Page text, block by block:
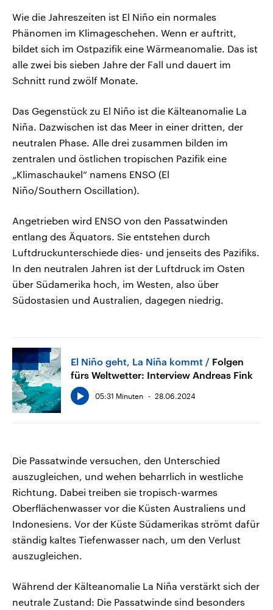
Wie die Jahreszeiten ist El Niño ein normales
Phänomen im Klimageschehen. Wenn er auftritt,
bildet sich im Ostpazifik eine Wärmeanomalie. Das ist
alle zwei bis sieben Jahre der Fall und dauert im
Schnitt rund zwölf Monate.
Das Gegenstück zu El Niño ist die Kälteanomalie La
Niña. Dazwischen ist das Meer in einer dritten, der
neutralen Phase. Alle drei zusammen bilden im
zentralen und östlichen tropischen Pazifik eine
„Klimaschaukel“ namens ENSO (El
Niño/Southern Oscillation).
Angetrieben wird ENSO von den Passatwinden
entlang des Äquators. Sie entstehen durch
Luftdruckunterschiede dies- und jenseits des Pazifiks.
In den neutralen Jahren ist der Luftdruck im Osten
über Südamerika hoch, im Westen, also über
Südostasien und Australien, dagegen niedrig.
El Niño geht, La Niña kommt
Folgen
fürs Weltwetter: Interview Andreas Fink
05:31 Minuten 28.06.2024
Die Passatwinde versuchen, den Unterschied
auszugleichen, und wehen beharrlich in westliche
Richtung. Dabei treiben sie tropisch-warmes
Oberflächenwasser vor die Küsten Australiens und
Indonesiens. Vor der Küste Südamerikas strömt dafür
ständig kaltes Tiefenwasser nach, um den Verlust
auszugleichen.
Während der Kälteanomalie La Niña verstärkt sich der
neutrale Zustand: Die Passatwinde sind besonders